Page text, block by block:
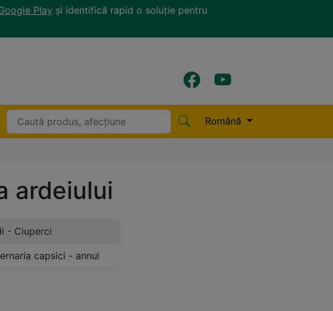
Play și identifică rapid o soluție pentru
Română
ardeiului
- Ciuperci
capsici - annui